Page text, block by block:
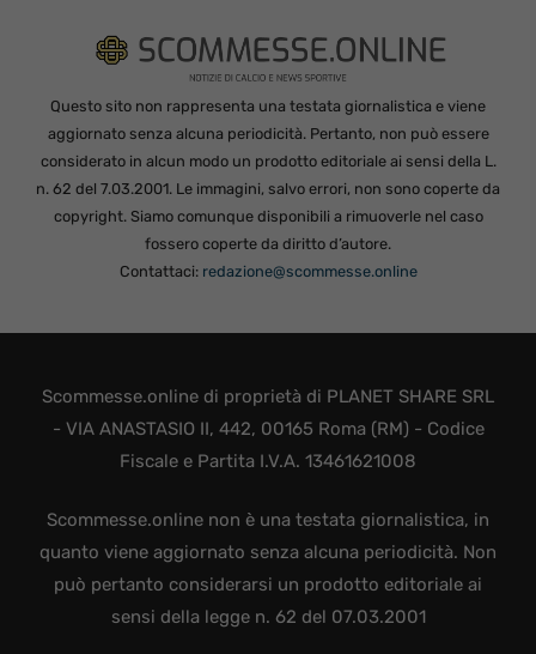
Questo sito non rappresenta una testata giornalistica e viene
aggiornato senza alcuna periodicità. Pertanto, non può essere
considerato in alcun modo un prodotto editoriale ai sensi della L.
n. 62 del 7.03.2001. Le immagini, salvo errori, non sono coperte da
copyright. Siamo comunque disponibili a rimuoverle nel caso
fossero coperte da diritto d’autore.
Contattaci: redazione@scommesse.online
Scommesse.online di proprietà di PLANET SHARE SRL
- VIA ANASTASIO II, 442, 00165 Roma (RM) - Codice
Fiscale e Partita I.V.A. 13461621008
Scommesse.online non è una testata giornalistica, in
quanto viene aggiornato senza alcuna periodicità. Non
può pertanto considerarsi un prodotto editoriale ai
sensi della legge n. 62 del 07.03.2001